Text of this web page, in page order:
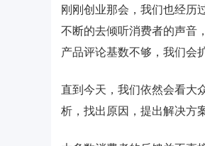
刚刚创业那会，我们也经历
不断的去倾听消费者的声音
产品评论基数不够，我们会
直到今天，我们依然会看大
析，找出原因，提出解决方案